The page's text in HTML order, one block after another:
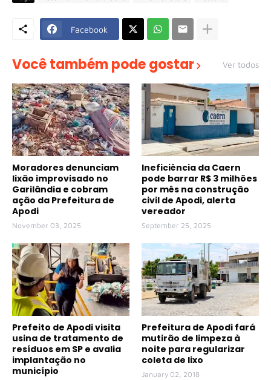
Facebook
Você também pode gostar Ver todos
Moradores denunciam
lixão improvisado no
Garilândia e cobram
ação da Prefeitura de
Apodi
November 03, 2025
Ineficiência da Caern
pode barrar R$ 3 milhões
por mês na construção
civil de Apodi, alerta
vereador
September 25, 2025
Prefeito de Apodi visita
usina de tratamento de
resíduos em SP e avalia
implantação no
município
Prefeitura de Apodi fará
mutirão de limpeza à
noite para regularizar
coleta de lixo
January 02, 2018